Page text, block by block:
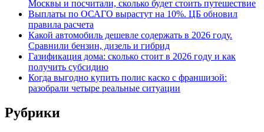
Москвы и посчитали, сколько будет стоить путешествие
Выплаты по ОСАГО вырастут на 10%. ЦБ обновил
правила расчета
Какой автомобиль дешевле содержать в 2026 году.
Сравнили бензин, дизель и гибрид
Газификация дома: сколько стоит в 2026 году и как
получить субсидию
Когда выгодно купить полис каско с франшизой:
разобрали четыре реальные ситуации
Рубрики